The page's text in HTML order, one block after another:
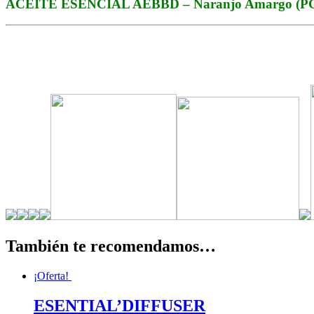
ACEITE ESENCIAL AEBBD – Naranjo Amargo
También te recomendamos…
¡Oferta!
ESENTIAL’DIFFUSER